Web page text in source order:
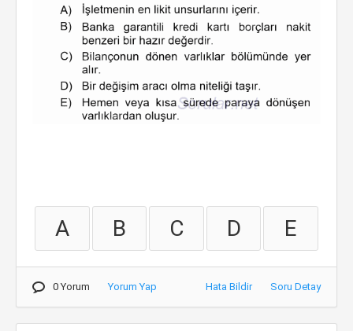
A B C D E
0 Yorum Yorum Yap Hata Bildir Soru Detay